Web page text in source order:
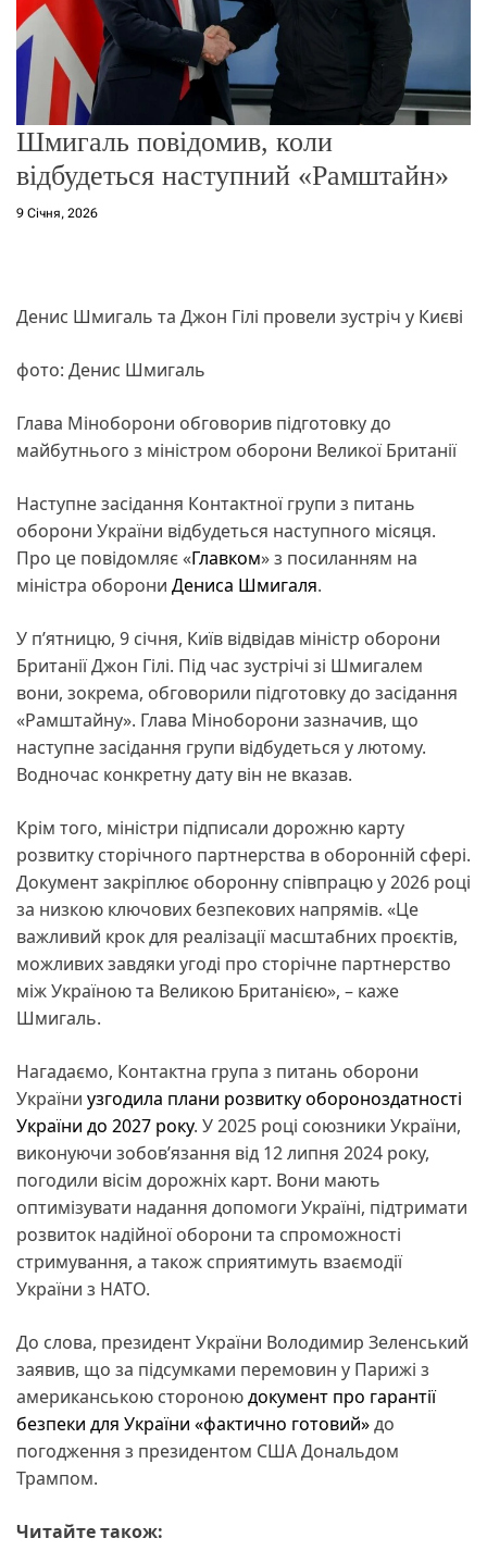
Шмигаль повідомив, коли
відбудеться наступний «Рамштайн»
9 Січня, 2026
Денис Шмигаль та Джон Гілі провели зустріч у Києві
фото: Денис Шмигаль
Глава Міноборони обговорив підготовку до
майбутнього з міністром оборони Великої Британії
Наступне засідання Контактної групи з питань
оборони України відбудеться наступного місяця.
Про це повідомляє «Главком» з посиланням на
міністра оборони Дениса Шмигаля.
У п’ятницю, 9 січня, Київ відвідав міністр оборони
Британії Джон Гілі. Під час зустрічі зі Шмигалем
вони, зокрема, обговорили підготовку до засідання
«Рамштайну». Глава Міноборони зазначив, що
наступне засідання групи відбудеться у лютому.
Водночас конкретну дату він не вказав.
Крім того, міністри підписали дорожню карту
розвитку сторічного партнерства в оборонній сфері.
Документ закріплює оборонну співпрацю у 2026 році
за низкою ключових безпекових напрямів. «Це
важливий крок для реалізації масштабних проєктів,
можливих завдяки угоді про сторічне партнерство
між Україною та Великою Британією», – каже
Шмигаль.
Нагадаємо, Контактна група з питань оборони
України узгодила плани розвитку обороноздатності
України до 2027 року. У 2025 році союзники України,
виконуючи зобов’язання від 12 липня 2024 року,
погодили вісім дорожніх карт. Вони мають
оптимізувати надання допомоги Україні, підтримати
розвиток надійної оборони та спроможності
стримування, а також сприятимуть взаємодії
України з НАТО.
До слова, президент України Володимир Зеленський
заявив, що за підсумками перемовин у Парижі з
американською стороноюдокумент про гарантії
безпеки для України «фактично готовий»до
погодження з президентом США Дональдом
Трампом.
Читайте також: